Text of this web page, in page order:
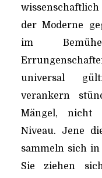
der Moderne
im
universal
verankern
Mängel, nicht
Niveau. Jene
sammeln sich
Sie ziehen